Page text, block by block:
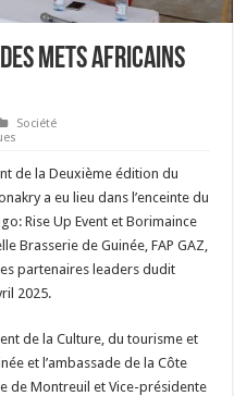
mets africains
Société
de la Deuxième édition du
a eu lieu dans l’enceinte du
Rise Up Event et Borimaince
Brasserie de Guinée, FAP GAZ,
partenaires leaders dudit
2025.
de la Culture, du tourisme et
et l’ambassade de la Côte
de Montreuil et Vice-présidente